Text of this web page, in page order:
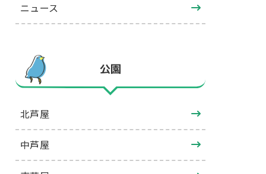
ニュース
公園
北芦屋
中芦屋